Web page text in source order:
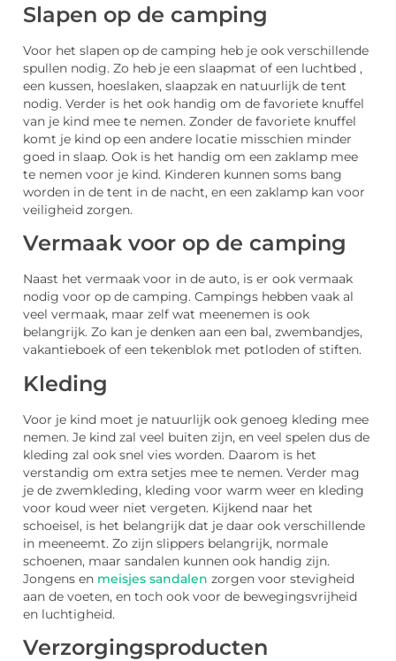
Slapen op de camping
Voor het slapen op de camping heb je ook verschillende
spullen nodig. Zo heb je een slaapmat of een luchtbed ,
een kussen, hoeslaken, slaapzak en natuurlijk de tent
nodig. Verder is het ook handig om de favoriete knuffel
van je kind mee te nemen. Zonder de favoriete knuffel
komt je kind op een andere locatie misschien minder
goed in slaap. Ook is het handig om een zaklamp mee
te nemen voor je kind. Kinderen kunnen soms bang
worden in de tent in de nacht, en een zaklamp kan voor
veiligheid zorgen.
Vermaak voor op de camping
Naast het vermaak voor in de auto, is er ook vermaak
nodig voor op de camping. Campings hebben vaak al
veel vermaak, maar zelf wat meenemen is ook
belangrijk. Zo kan je denken aan een bal, zwembandjes,
vakantieboek of een tekenblok met potloden of stiften.
Kleding
Voor je kind moet je natuurlijk ook genoeg kleding mee
nemen. Je kind zal veel buiten zijn, en veel spelen dus de
kleding zal ook snel vies worden. Daarom is het
verstandig om extra setjes mee te nemen. Verder mag
je de zwemkleding, kleding voor warm weer en kleding
voor koud weer niet vergeten. Kijkend naar het
schoeisel, is het belangrijk dat je daar ook verschillende
in meeneemt. Zo zijn slippers belangrijk, normale
schoenen, maar sandalen kunnen ook handig zijn.
Jongens en meisjes sandalen zorgen voor stevigheid
aan de voeten, en toch ook voor de bewegingsvrijheid
en luchtigheid.
Verzorgingsproducten